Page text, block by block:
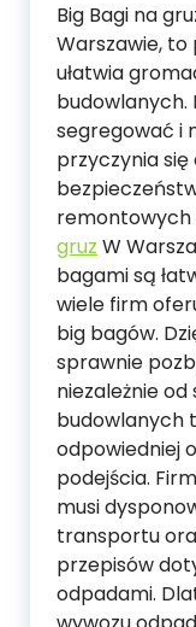
Big Bagi na
Warszawie,
ułatwia
budowlanych.
segregować i
przyczynia się
remontowych
gruz W
bagami są
wiele firm
big bagów.
sprawnie
niezależnie
budowlanych
odpowiedniej
podejścia.
musi
transportu
przepisów
odpadami.